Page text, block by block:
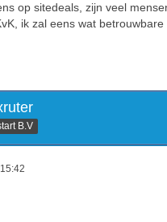
op sitedeals, zijn veel
ik zal eens wat betrouwbare
B.V